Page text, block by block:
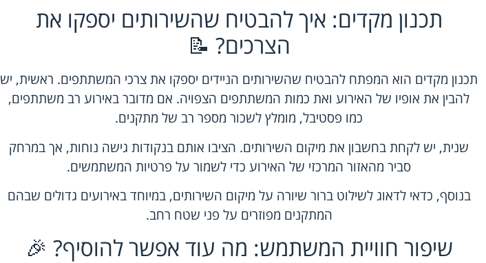
תכנון מקדים: איך להבטיח שהשירותים יספקו את
הצרכים? 📝
תכנון מקדים הוא המפתח להבטיח שהשירותים הניידים יספקו את צרכי המשתתפים. ראשית, יש
להבין את אופיו של האירוע ואת כמות המשתתפים הצפויה. אם מדובר באירוע רב משתתפים,
כמו פסטיבל, מומלץ לשכור מספר רב של מתקנים.
שנית, יש לקחת בחשבון את מיקום השירותים. הציבו אותם בנקודות גישה נוחות, אך במרחק
סביר מהאזור המרכזי של האירוע כדי לשמור על פרטיות המשתמשים.
בנוסף, כדאי לדאוג לשילוט ברור שיורה על מיקום השירותים, במיוחד באירועים גדולים שבהם
המתקנים מפוזרים על פני שטח רחב.
שיפור חוויית המשתמש: מה עוד אפשר להוסיף? 🎉